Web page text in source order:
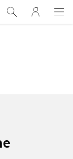
Suche MeinVodafone